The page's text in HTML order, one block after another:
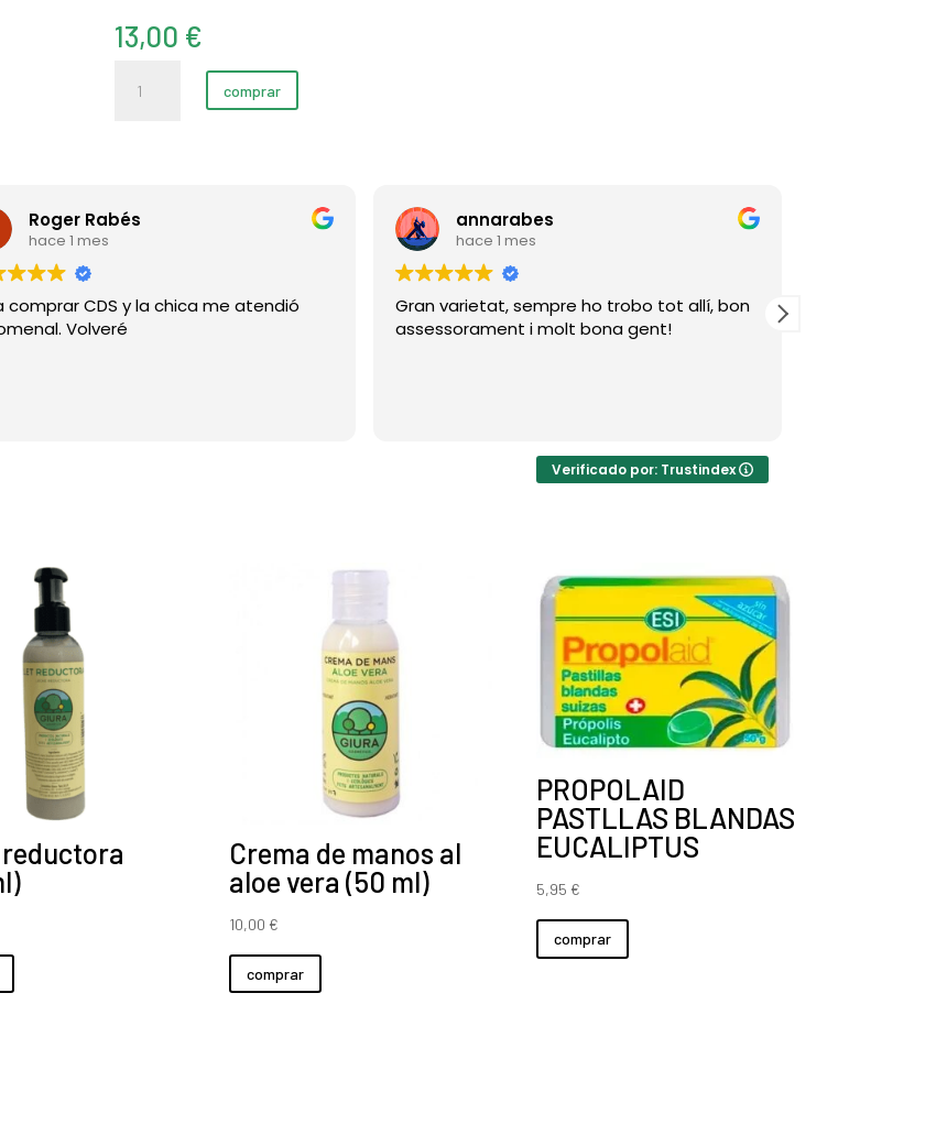
13,00 €
bálsamico
hierbabuena
comprar
Roger Rabés
hace 1 mes
comprar CDS y la chica me atendió
Volveré
annarabes
hace 1 mes
Gran varietat, sempre ho trobo tot allí, bon
assessorament i molt bona gent!
Verificado por: Trustindex
Crema de manos al
aloe vera (50 ml)
10,00 €
comprar
PROPOLAID
PASTLLAS BLANDAS
EUCALIPTUS
5,95 €
comprar